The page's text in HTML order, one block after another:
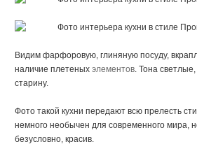
Видим фарфоровую, глиняную посуду,
наличие плетеныхэлементов. Тона
старину.
Фото такой кухни передают всю прелесть
немного необычен для современного мира,
безусловно, красив.